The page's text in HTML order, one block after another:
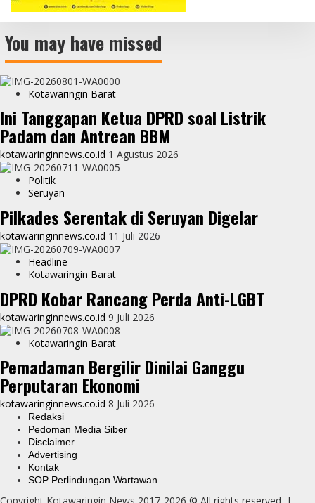
You may have missed
Kotawaringin Barat
Ini Tanggapan Ketua DPRD soal Listrik
Padam dan Antrean BBM
kotawaringinnews.co.id 1 Agustus 2026
Politik
Seruyan
Pilkades Serentak di Seruyan Digelar
kotawaringinnews.co.id 11 Juli 2026
Headline
Kotawaringin Barat
DPRD Kobar Rancang Perda Anti-LGBT
kotawaringinnews.co.id 9 Juli 2026
Kotawaringin Barat
Pemadaman Bergilir Dinilai Ganggu
Perputaran Ekonomi
kotawaringinnews.co.id 8 Juli 2026
Redaksi
Pedoman Media Siber
Disclaimer
Advertising
Kontak
SOP Perlindungan Wartawan